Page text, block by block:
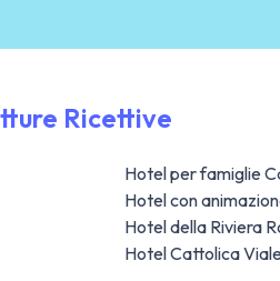
Ricettive
Hotel per famiglie
Hotel con
Hotel della Riviera
Hotel Cattolica